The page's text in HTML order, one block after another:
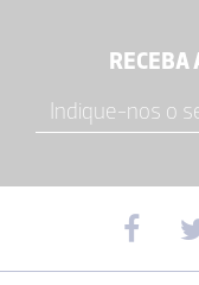
RECEBA